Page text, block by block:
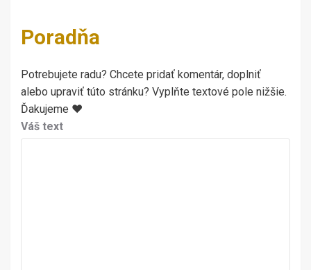
Poradňa
Potrebujete radu? Chcete pridať komentár, doplniť
alebo upraviť túto stránku? Vyplňte textové pole nižšie.
Ďakujeme ♥
Váš text